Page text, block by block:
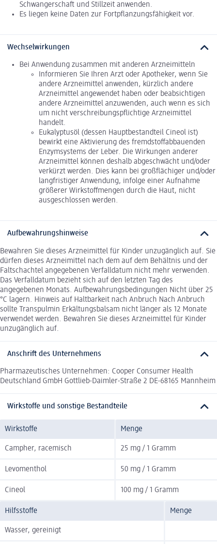
Schwangerschaft und Stillzeit anwenden.
Es liegen keine Daten zur Fortpflanzungsfähigkeit vor.
Wechselwirkungen
Bei Anwendung zusammen mit anderen Arzneimitteln
Informieren Sie Ihren Arzt oder Apotheker, wenn Sie
andere Arzneimittel anwenden, kürzlich andere
Arzneimittel angewendet haben oder beabsichtigen
andere Arzneimittel anzuwenden, auch wenn es sich
um nicht verschreibungspflichtige Arzneimittel
handelt.
Eukalyptusöl (dessen Hauptbestandteil Cineol ist)
bewirkt eine Aktivierung des fremdstoffabbauenden
Enzymsystems der Leber. Die Wirkungen anderer
Arzneimittel können deshalb abgeschwächt und/oder
verkürzt werden. Dies kann bei großflächiger und/oder
langfristiger Anwendung, infolge einer Aufnahme
größerer Wirkstoffmengen durch die Haut, nicht
ausgeschlossen werden.
Aufbewahrungshinweise
Bewahren Sie dieses Arzneimittel für Kinder unzugänglich auf. Sie
dürfen dieses Arzneimittel nach dem auf dem Behältnis und der
Faltschachtel angegebenen Verfalldatum nicht mehr verwenden.
Das Verfalldatum bezieht sich auf den letzten Tag des
angegebenen Monats. Aufbewahrungsbedingungen Nicht über 25
°C lagern. Hinweis auf Haltbarkeit nach Anbruch Nach Anbruch
sollte Transpulmin Erkältungsbalsam nicht länger als 12 Monate
verwendet werden. Bewahren Sie dieses Arzneimittel für Kinder
unzugänglich auf.
Anschrift des Unternehmens
Pharmazeutisches Unternehmen: Cooper Consumer Health
Deutschland GmbH Gottlieb-Daimler-Straße 2 DE-68165 Mannheim
Wirkstoffe und sonstige Bestandteile
Wirkstoffe Menge
Campher, racemisch 25 mg / 1 Gramm
Levomenthol 50 mg / 1 Gramm
Cineol 100 mg / 1 Gramm
Hilfsstoffe Menge
Wasser, gereinigt